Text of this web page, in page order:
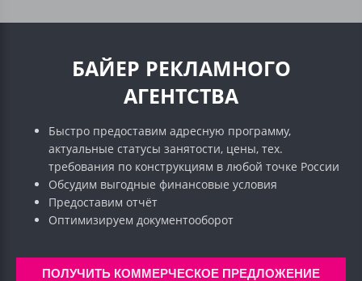
БАЙЕР РЕКЛАМНОГО
АГЕНТСТВА
Быстро предоставим адресную программу,
актуальные статусы занятости, цены, тех.
требования по конструкциям в любой точке России
Обсудим выгодные финансовые условия
Предоставим отчёт
Оптимизируем документооборот
ПОЛУЧИТЬ КОММЕРЧЕСКОЕ ПРЕДЛОЖЕНИЕ